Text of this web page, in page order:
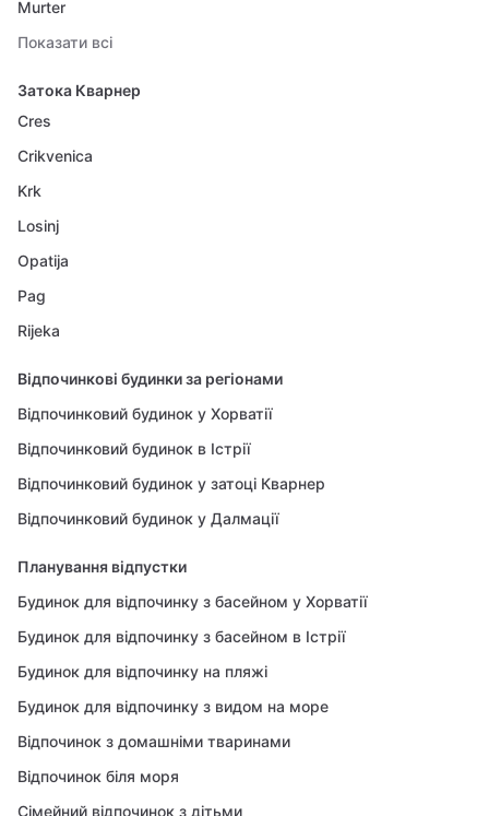
Murter
Показати всі
Затока Кварнер
Cres
Crikvenica
Krk
Losinj
Opatija
Pag
Rijeka
Відпочинкові будинки за регіонами
Відпочинковий будинок у Хорватії
Відпочинковий будинок в Істрії
Відпочинковий будинок у затоці Кварнер
Відпочинковий будинок у Далмації
Планування відпустки
Будинок для відпочинку з басейном у Хорватії
Будинок для відпочинку з басейном в Істрії
Будинок для відпочинку на пляжі
Будинок для відпочинку з видом на море
Відпочинок з домашніми тваринами
Відпочинок біля моря
Сімейний відпочинок з дітьми